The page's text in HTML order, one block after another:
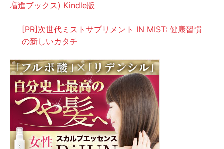
増進ブックス) Kindle版
[PR]次世代ミストサプリメント IN MIST: 健康習慣
の新しいカタチ